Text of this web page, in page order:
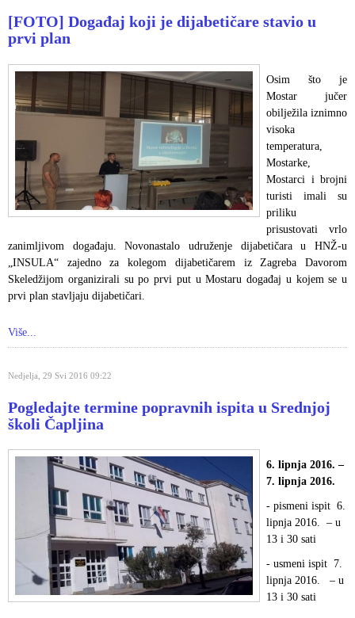
[FOTO] Događaj koji je dijabetičare stavio u
prvi plan
Osim što je
Mostar jučer
obilježila iznimno
visoka
temperatura,
Mostarke,
Mostarci i brojni
turisti imali su
priliku
prisustovati vrlo
zanimljivom događaju. Novonastalo udruženje dijabetičara u HNŽ-u
„INSULA“ zajedno za kolegom dijabetičarem iz Zagreba Davorom
Skeledžijom organizirali su po prvi put u Mostaru događaj u kojem se u
prvi plan stavljaju dijabetičari.
Više...
Nedjelja, 29 Svi 2016 09:22
Pogledajte termine popravnih ispita u Srednjoj
školi Čapljina
6. lipnja 2016. –
7. lipnja 2016.
- pismeni ispit 6.
lipnja 2016. – u
13 i 30 sati
- usmeni ispit 7.
lipnja 2016. – u
13 i 30 sati